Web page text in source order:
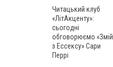
Читацький клуб
«ЛітАкценту»:
сьогодні
обговорюємо «Змій
з Ессексу» Сари
Перрі